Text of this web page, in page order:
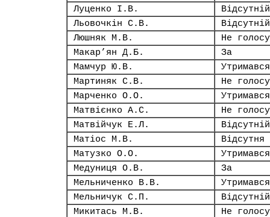
Луценко І.В.
Відсутній
Льовочкін С.В.
Відсутній
Люшняк М.В.
Не
Макар’ян Д.Б.
За
Мамчур Ю.В.
Утримався
Мартиняк С.В.
Не
Марченко О.О.
Утримався
Матвієнко А.С.
Не
Матвійчук Е.Л.
Відсутній
Матіос М.В.
Відсутня
Матузко О.О.
Утримався
Медуниця О.В.
За
Мельниченко В.В.
Утримався
Мельничук С.П.
Відсутній
Микитась М.В.
Не